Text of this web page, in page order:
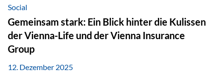
hinzukommen, spielt nicht nur die Rendite eine Rolle. Auch
steuerliche Effekte haben einen erheblichen Einfluss auf…
Social
Gemeinsam stark: Ein Blick hinter die Kulissen
der Vienna-Life und der Vienna Insurance
Group
12. Dezember 2025